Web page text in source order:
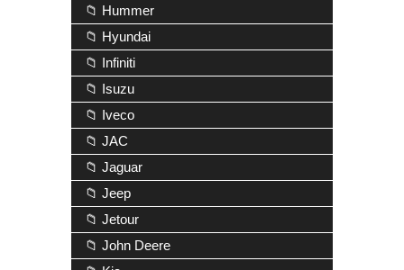
📁 Hummer
📁 Hyundai
📁 Infiniti
📁 Isuzu
📁 Iveco
📁 JAC
📁 Jaguar
📁 Jeep
📁 Jetour
📁 John Deere